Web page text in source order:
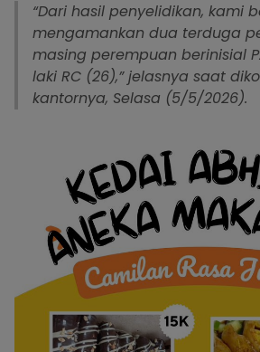
“Dari hasil penyelidikan, kami
mengamankan dua terduga
masing perempuan berinisial
laki RC (26),” jelasnya saat
kantornya, Selasa (5/5/2026).